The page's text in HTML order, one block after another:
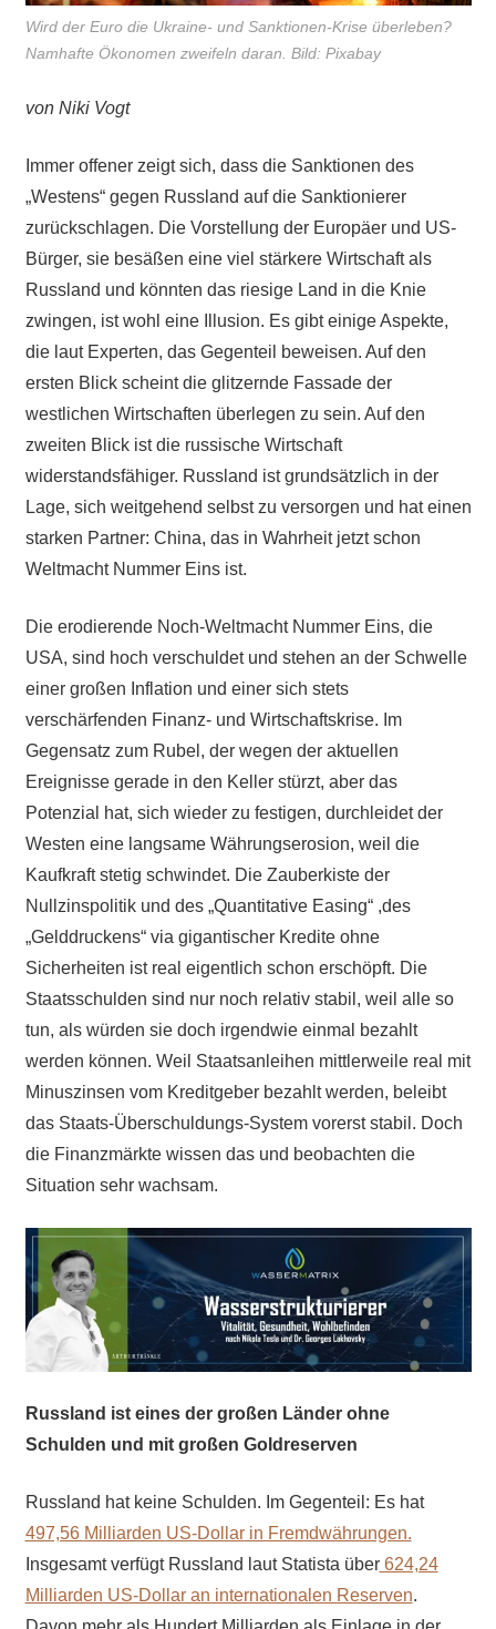
Wird der Euro die Ukraine- und Sanktionen-Krise überleben?
Namhafte Ökonomen zweifeln daran. Bild: Pixabay
von Niki Vogt
Immer offener zeigt sich, dass die Sanktionen des
„Westens“ gegen Russland auf die Sanktionierer
zurückschlagen. Die Vorstellung der Europäer und US-
Bürger, sie besäßen eine viel stärkere Wirtschaft als
Russland und könnten das riesige Land in die Knie
zwingen, ist wohl eine Illusion. Es gibt einige Aspekte,
die laut Experten, das Gegenteil beweisen. Auf den
ersten Blick scheint die glitzernde Fassade der
westlichen Wirtschaften überlegen zu sein. Auf den
zweiten Blick ist die russische Wirtschaft
widerstandsfähiger. Russland ist grundsätzlich in der
Lage, sich weitgehend selbst zu versorgen und hat einen
starken Partner: China, das in Wahrheit jetzt schon
Weltmacht Nummer Eins ist.
Die erodierende Noch-Weltmacht Nummer Eins, die
USA, sind hoch verschuldet und stehen an der Schwelle
einer großen Inflation und einer sich stets
verschärfenden Finanz- und Wirtschaftskrise. Im
Gegensatz zum Rubel, der wegen der aktuellen
Ereignisse gerade in den Keller stürzt, aber das
Potenzial hat, sich wieder zu festigen, durchleidet der
Westen eine langsame Währungserosion, weil die
Kaufkraft stetig schwindet. Die Zauberkiste der
Nullzinspolitik und des „Quantitative Easing“ ,des
„Gelddruckens“ via gigantischer Kredite ohne
Sicherheiten ist real eigentlich schon erschöpft. Die
Staatsschulden sind nur noch relativ stabil, weil alle so
tun, als würden sie doch irgendwie einmal bezahlt
werden können. Weil Staatsanleihen mittlerweile real mit
Minuszinsen vom Kreditgeber bezahlt werden, beleibt
das Staats-Überschuldungs-System vorerst stabil. Doch
die Finanzmärkte wissen das und beobachten die
Situation sehr wachsam.
Russland ist eines der großen Länder ohne
Schulden und mit großen Goldreserven
Russland hat keine Schulden. Im Gegenteil: Es hat
497,56 Milliarden US-Dollarin Fremdwährungen.
Insgesamt verfügt Russland laut Statista über624,24
Milliarden US-Dollar an internationalen Reserven.